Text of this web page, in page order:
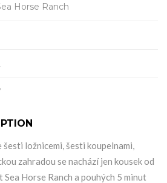
Horse Ranch
šesti ložnicemi, šesti koupelnami,
zahradou se nachází jen kousek od
Horse Ranch a pouhých 5 minut